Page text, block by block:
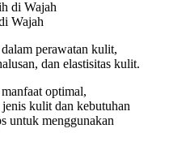
Wajah
perawatan kulit,
dan elastisitas kulit.
optimal,
jenis kulit dan kebutuhan
untuk menggunakan